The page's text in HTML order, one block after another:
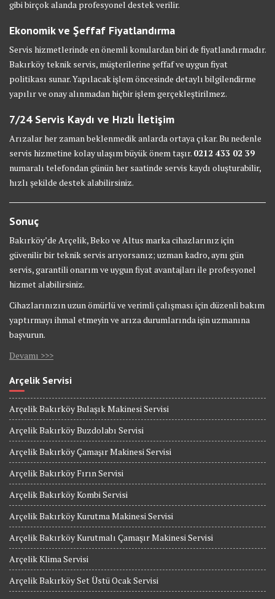
gibi birçok alanda profesyonel destek verilir.
Ekonomik ve Şeffaf Fiyatlandırma
Servis hizmetlerinde en önemli konulardan biri de fiyatlandırmadır.
Bakırköy teknik servis, müşterilerine şeffaf ve uygun fiyat
politikası sunar. Yapılacak işlem öncesinde detaylı bilgilendirme
yapılır ve onay alınmadan hiçbir işlem gerçekleştirilmez.
7/24 Servis Kaydı ve Hızlı İletişim
Arızalar her zaman beklenmedik anlarda ortaya çıkar. Bu nedenle
servis hizmetine kolay ulaşım büyük önem taşır. 0212 433 02 39
numaralı telefondan günün her saatinde servis kaydı oluşturabilir,
hızlı şekilde destek alabilirsiniz.
Sonuç
Bakırköy’de Arçelik, Beko ve Altus marka cihazlarınız için
güvenilir bir teknik servis arıyorsanız; uzman kadro, aynı gün
servis, garantili onarım ve uygun fiyat avantajları ile profesyonel
hizmet alabilirsiniz.
Cihazlarınızın uzun ömürlü ve verimli çalışması için düzenli bakım
yaptırmayı ihmal etmeyin ve arıza durumlarında işin uzmanına
başvurun.
Devamı >>>
Arçelik Servisi
Arçelik Bakırköy Bulaşık Makinesi Servisi
Arçelik Bakırköy Buzdolabı Servisi
Arçelik Bakırköy Çamaşır Makinesi Servisi
Arçelik Bakırköy Fırın Servisi
Arçelik Bakırköy Kombi Servisi
Arçelik Bakırköy Kurutma Makinesi Servisi
Arçelik Bakırköy Kurutmalı Çamaşır Makinesi Servisi
Arçelik Klima Servisi
Arçelik Bakırköy Set Üstü Ocak Servisi